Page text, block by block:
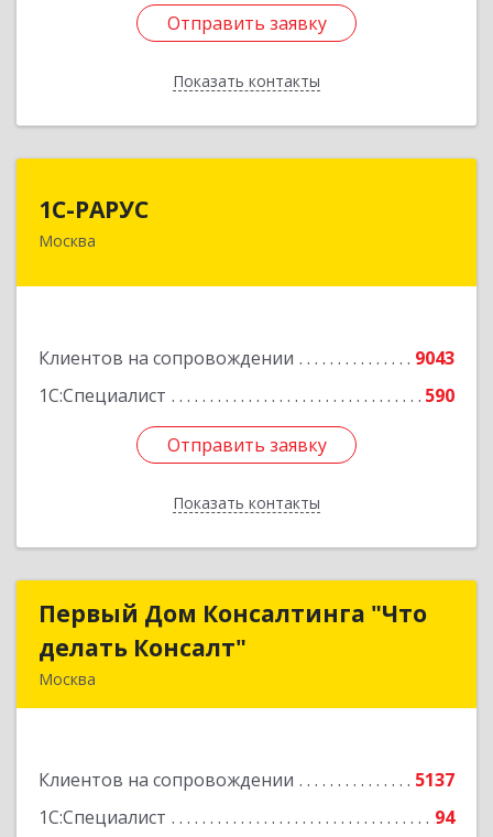
Отправить заявку
Показать контакты
Отправить заявку
Назад
1С-РАРУС
Москва
Клиентов на сопровождении
9043
1С:Специалист
590
Отправить заявку
Показать контакты
127434, Москва г, Дмитровское ш, дом № 9Б
Отправить заявку
Назад
Первый Дом Консалтинга "Что
делать Консалт"
Москва
Клиентов на сопровождении
5137
1С:Специалист
94
Первый Дом Консалтинга "Что